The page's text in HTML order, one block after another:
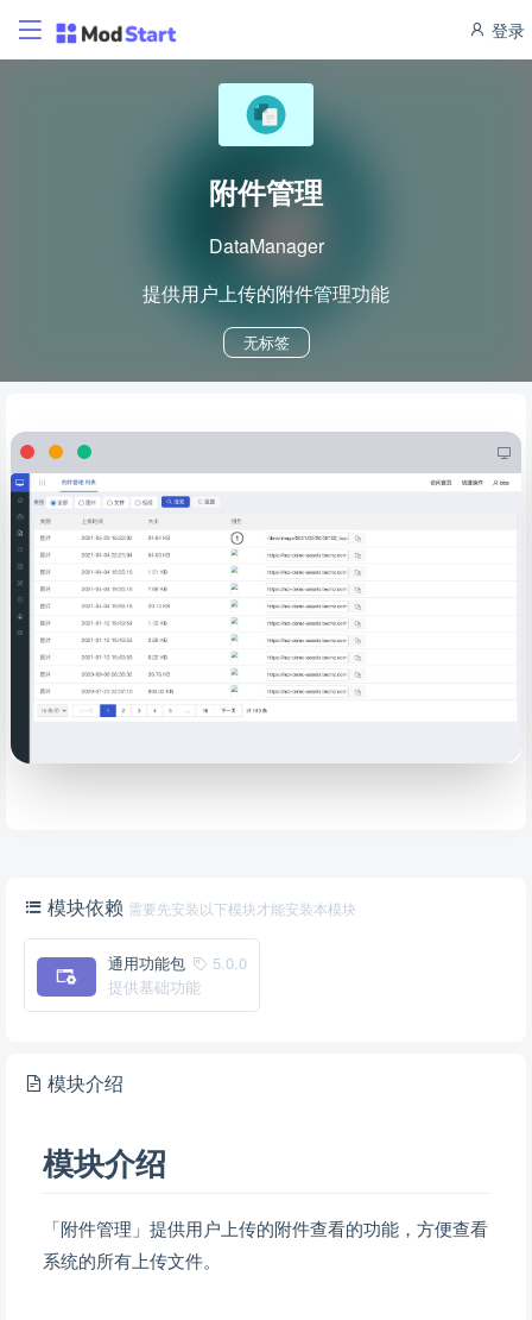
登录
附件管理
DataManager
提供用户上传的附件管理功能
无标签
模块依赖 需要先安装以下模块才能安装本模块
5.0.0
通用功能包
提供基础功能
模块介绍
模块介绍
「附件管理」提供用户上传的附件查看的功能，方便查看
系统的所有上传文件。